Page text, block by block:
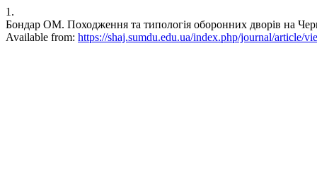
1.
Бондар ОМ. Походження та типологія оборонних дворів на
Available from: https://shaj.sumdu.edu.ua/index.php/journal/article/